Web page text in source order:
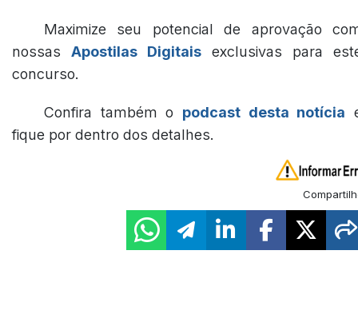
Maximize seu potencial de aprovação
nossas Apostilas Digitais exclusivas para
concurso.
Confira também o podcast desta notícia
fique por dentro dos detalhes.